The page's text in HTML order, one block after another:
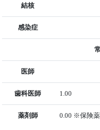
結核
感染症
医師
歯科医師 1.00
薬剤師 0.00 ※保険